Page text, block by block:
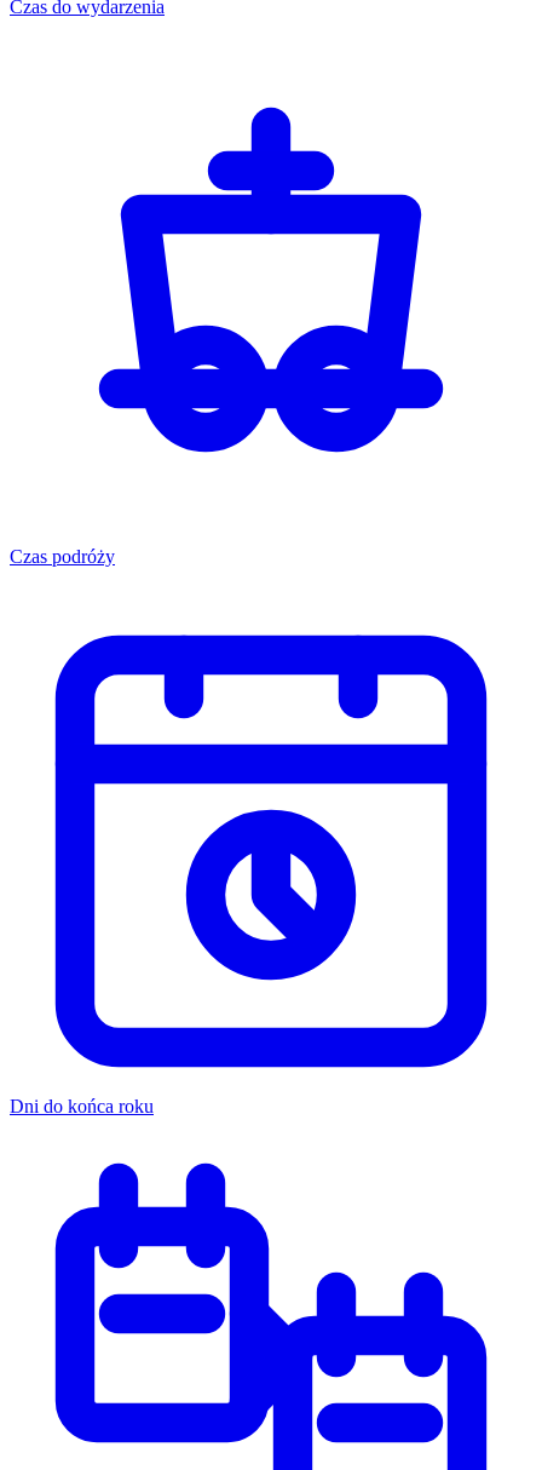
Czas do wydarzenia
Czas podróży
Dni do końca roku